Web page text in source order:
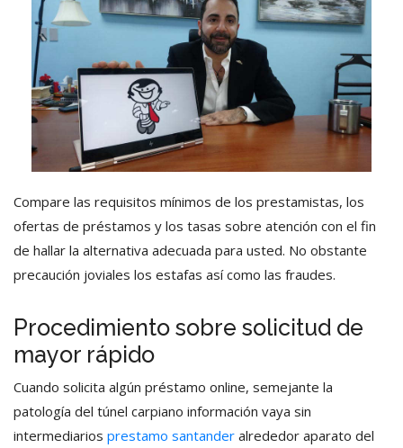
Compare las requisitos mínimos de los prestamistas, los
ofertas de préstamos y los tasas sobre atención con el fin
de hallar la alternativa adecuada para usted. No obstante
precaución joviales los estafas así­ como las fraudes.
Procedimiento sobre solicitud de
mayor rápido
Cuando solicita algún préstamo online, semejante la
patologí­a del túnel carpiano información vaya sin
intermediarios prestamo santander alrededor aparato del